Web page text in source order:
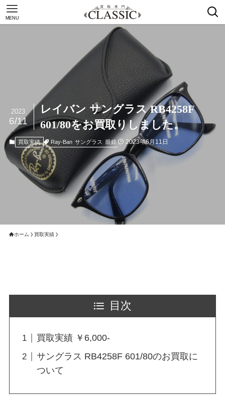
MENU
レイバン サングラス RB4258F
601/80をお買取りしました。
2023
6/11
買取実績 Ray-Ban サングラス 眼鏡 2023年6月11日
ホーム 買取実績
目次
買取実績 ￥6,000-
サングラス RB4258F 601/80のお買取に
ついて